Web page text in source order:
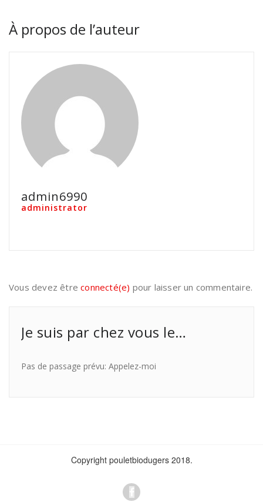
À propos de l’auteur
admin6990
administrator
Vous devez êtreconnecté(e) pour laisser un commentaire.
Je suis par chez vous le…
Pas de passage prévu: Appelez-moi
Copyright pouletbiodugers 2018.